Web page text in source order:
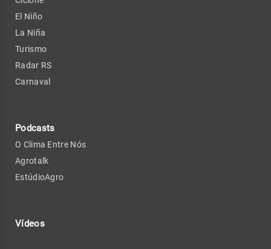
El Niño
La Niña
Turismo
Radar RS
Carnaval
Podcasts
O Clima Entre Nós
Agrotalk
EstúdioAgro
Vídeos